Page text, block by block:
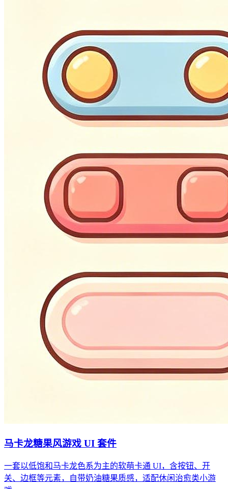
马卡龙糖果风游戏 UI 套件
一套以低饱和马卡龙色系为主的软萌卡通 UI，含按钮、开
关、边框等元素，自带奶油糖果质感，适配休闲治愈类小游